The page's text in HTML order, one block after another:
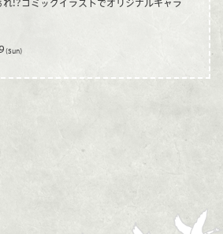
(Sun)